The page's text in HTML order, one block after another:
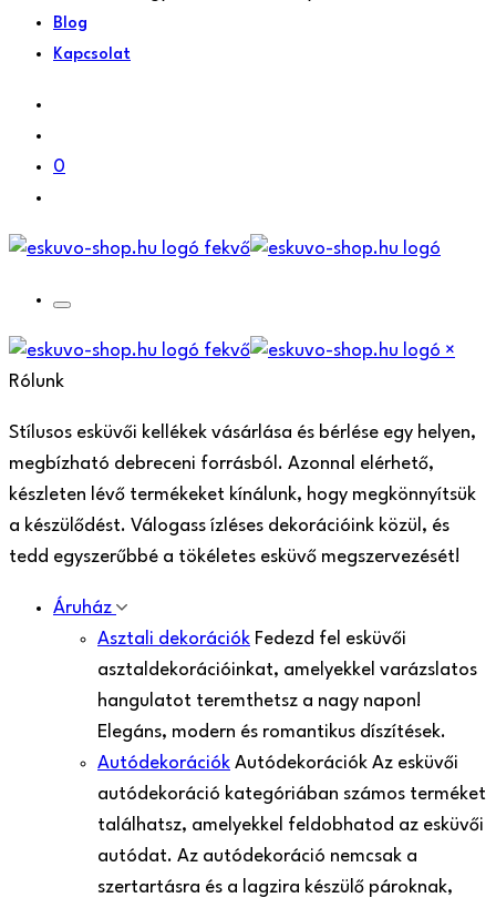
Blog
Kapcsolat
0
×
Rólunk
Stílusos esküvői kellékek vásárlása és bérlése egy helyen,
megbízható debreceni forrásból. Azonnal elérhető,
készleten lévő termékeket kínálunk, hogy megkönnyítsük
a készülődést. Válogass ízléses dekorációink közül, és
tedd egyszerűbbé a tökéletes esküvő megszervezését!
Áruház
Asztali dekorációk Fedezd fel esküvői
asztaldekorációinkat, amelyekkel varázslatos
hangulatot teremthetsz a nagy napon!
Elegáns, modern és romantikus díszítések.
Autódekorációk Autódekorációk Az esküvői
autódekoráció kategóriában számos terméket
találhatsz, amelyekkel feldobhatod az esküvői
autódat. Az autódekoráció nemcsak a
szertartásra és a lagzira készülő pároknak,